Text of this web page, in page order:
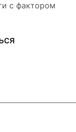
с фактором